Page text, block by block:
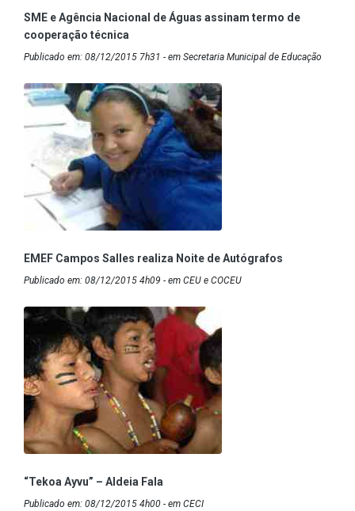
SME e Agência Nacional de Águas assinam termo de
cooperação técnica
Publicado em: 08/12/2015 7h31 - em Secretaria Municipal de Educação
EMEF Campos Salles realiza Noite de Autógrafos
Publicado em: 08/12/2015 4h09 - em CEU e COCEU
“Tekoa Ayvu” – Aldeia Fala
Publicado em: 08/12/2015 4h00 - em CECI